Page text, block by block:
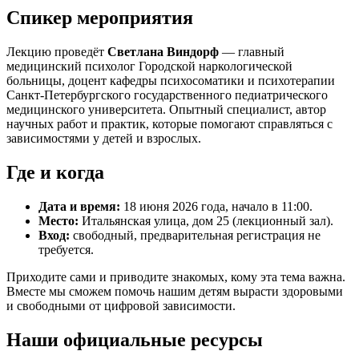
Спикер мероприятия
Лекцию проведёт Светлана Виндорф — главный
медицинский психолог Городской наркологической
больницы, доцент кафедры психосоматики и психотерапии
Санкт-Петербургского государственного педиатрического
медицинского университета. Опытный специалист, автор
научных работ и практик, которые помогают справляться с
зависимостями у детей и взрослых.
Где и когда
Дата и время: 18 июня 2026 года, начало в 11:00.
Место: Итальянская улица, дом 25 (лекционный зал).
Вход: свободный, предварительная регистрация не
требуется.
Приходите сами и приводите знакомых, кому эта тема важна.
Вместе мы сможем помочь нашим детям вырасти здоровыми
и свободными от цифровой зависимости.
Наши официальные ресурсы